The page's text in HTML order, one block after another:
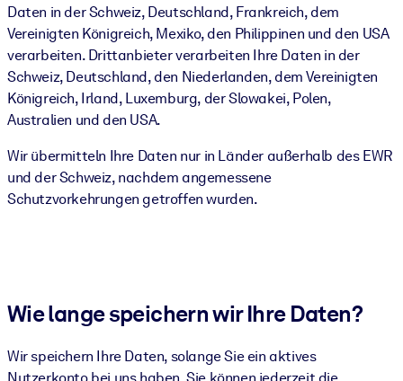
Daten in der Schweiz, Deutschland, Frankreich, dem
Vereinigten Königreich, Mexiko, den Philippinen und den USA
verarbeiten. Drittanbieter verarbeiten Ihre Daten in der
Schweiz, Deutschland, den Niederlanden, dem Vereinigten
Königreich, Irland, Luxemburg, der Slowakei, Polen,
Australien und den USA.
Wir übermitteln Ihre Daten nur in Länder außerhalb des EWR
und der Schweiz, nachdem angemessene
Schutzvorkehrungen getroffen wurden.
Wie lange speichern wir Ihre Daten?
Wir speichern Ihre Daten, solange Sie ein aktives